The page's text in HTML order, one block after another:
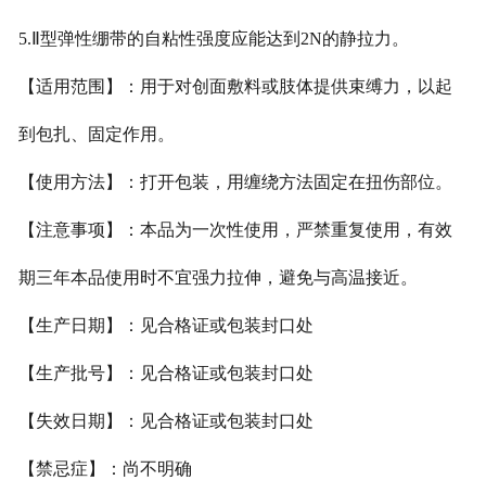
5.Ⅱ型弹性绷带的自粘性强度应能达到2N的静拉力。
【适用范围】：用于对创面敷料或肢体提供束缚力，以起
到包扎、固定作用。
【使用方法】：打开包装，用缠绕方法固定在扭伤部位。
【注意事项】：本品为一次性使用，严禁重复使用，有效
期三年本品使用时不宜强力拉伸，避免与高温接近。
【生产日期】：见合格证或包装封口处
【生产批号】：见合格证或包装封口处
【失效日期】：见合格证或包装封口处
【禁忌症】：尚不明确